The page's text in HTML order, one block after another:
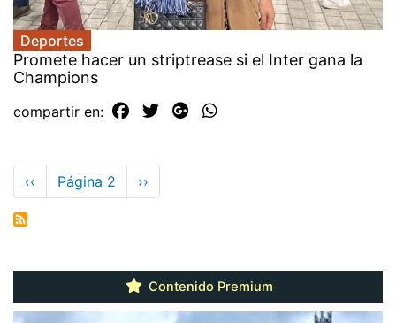
Deportes
Promete hacer un striptrease si el Inter gana la
Champions
compartir en:
Paginación
Página
anterior
‹‹ Página 2
Siguiente
página
››
Contenido Premium